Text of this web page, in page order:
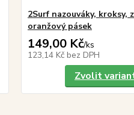
2Surf nazouváky, kroksy,
oranžový pásek
149,00 Kč/ks
123,14 Kč bez DPH
Zvolit